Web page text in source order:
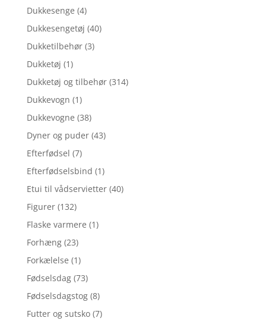
Dukkesenge (4)
Dukkesengetøj (40)
Dukketilbehør (3)
Dukketøj (1)
Dukketøj og tilbehør (314)
Dukkevogn (1)
Dukkevogne (38)
Dyner og puder (43)
Efterfødsel (7)
Efterfødselsbind (1)
Etui til vådservietter (40)
Figurer (132)
Flaske varmere (1)
Forhæng (23)
Forkælelse (1)
Fødselsdag (73)
Fødselsdagstog (8)
Futter og sutsko (7)